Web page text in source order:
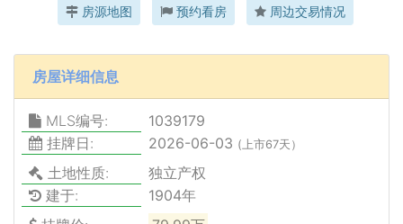
房源地图 预约看房 周边交易情况
房屋详细信息
MLS编号:
1039179
挂牌日:
2026-06-03 (上市67天）
土地性质:
独立产权
建于:
1904年